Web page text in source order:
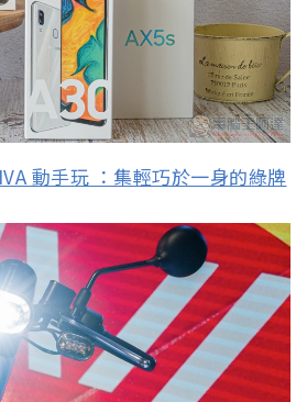
動手玩 ：集輕巧於一身的綠牌